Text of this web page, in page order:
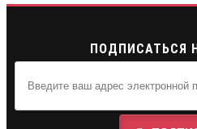
ПОДПИСАТЬСЯ